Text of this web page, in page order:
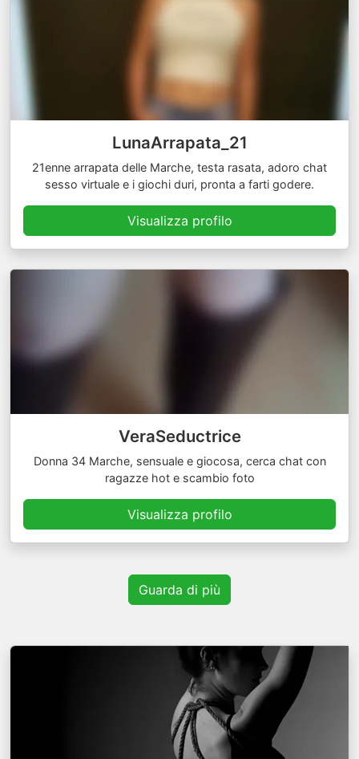
LunaArrapata_21
21enne arrapata delle Marche, testa rasata, adoro chat
sesso virtuale e i giochi duri, pronta a farti godere.
Visualizza profilo
VeraSeductrice
Donna 34 Marche, sensuale e giocosa, cerca chat con
ragazze hot e scambio foto
Visualizza profilo
Guarda di più